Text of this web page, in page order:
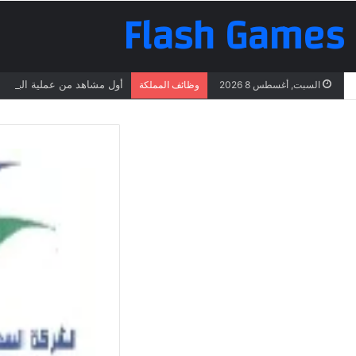
Flash Games
السبت, أغسطس 8 2026 وظائف المملكة أول مشاهد من عملية البحث